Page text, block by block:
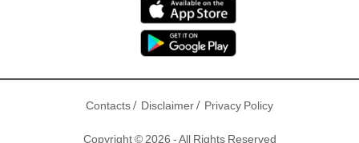
Contacts/ Disclaimer/ Privacy Policy
Copyright © 2026 - All Rights Reserved